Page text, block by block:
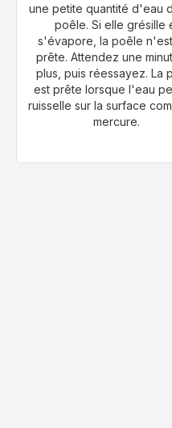
une petite quantité d'eau
poêle. Si elle grésille
s'évapore, la poêle
prête. Attendez une
plus, puis réessayez. La
est prête lorsque l'eau
ruisselle sur la surface
mercure.